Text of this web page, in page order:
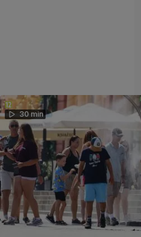
30 min